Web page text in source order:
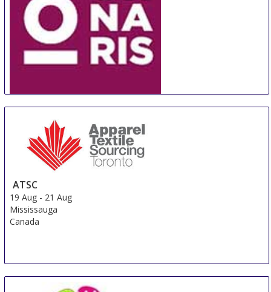
Switzerland
ATSC
19 Aug - 21 Aug
Mississauga
Canada